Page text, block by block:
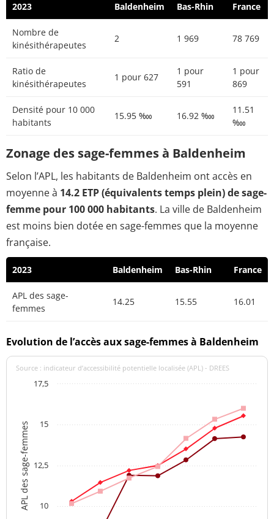
2023 Baldenheim Bas-Rhin France
Nombre de
kinésithérapeutes
2 1 969 78 769
Ratio de
kinésithérapeutes
1 pour 627
1 pour
591
1 pour
869
Densité pour 10 000
habitants
15.95 ‱ 16.92 ‱
11.51
‱
Zonage des sage-femmes à Baldenheim
Selon l’APL, les habitants de Baldenheim ont accès en
moyenne à 14.2 ETP (équivalents temps plein) de sage-
femme pour 100 000 habitants. La ville de Baldenheim
est moins bien dotée en sage-femmes que la moyenne
française.
2023 Baldenheim Bas-Rhin France
APL des sage-
femmes
14.25 15.55 16.01
Evolution de l’accès aux sage-femmes à Baldenheim
APL des sage-femmes
Source : indicateur d’accessibilité potentielle localisée (APL) - DREES
10
12,5
15
17,5